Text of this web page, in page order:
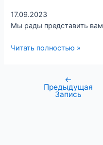
17.09.2023
Мы рады представить вам
Читать полностью »
←
Предыдущая
Запись